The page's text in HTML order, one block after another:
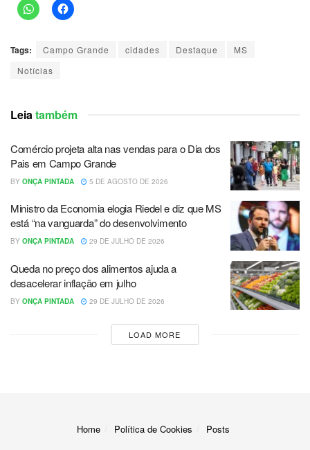
Tags: Campo Grande cidades Destaque
MS
Notícias
Leiatambém
Comércio projeta alta nas vendas para o Dia dos
Pais em Campo Grande
BY ONÇA PINTADA 5 DE AGOSTO DE 2026
Ministro da Economia elogia Riedel e diz que MS
está “na vanguarda” do desenvolvimento
BY ONÇA PINTADA 29 DE JULHO DE 2026
Queda no preço dos alimentos ajuda a
desacelerar inflação em julho
BY ONÇA PINTADA 29 DE JULHO DE 2026
LOAD MORE
Home Política de Cookies Posts